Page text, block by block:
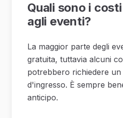
Quali sono i
agli eventi?
La maggior parte degli
gratuita, tuttavia alcuni
potrebbero richiedere un
d'ingresso. È sempre
anticipo.